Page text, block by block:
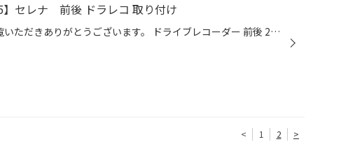
】セレナ 前後 ドラレコ 取り付け
タイヤ館本庄のHPをご覧いただきありがとうございます。 ドライブレコーダー 前後 2カメラ タイプのお取り付け紹介です。 リア側から配線を通します。 リアの配線が思った以上に余ってしまったので配線を束ねました。 こちらの車は駐車監視のオプション配線を使いますので今回はヒューズボックスか...
< 1 2 >